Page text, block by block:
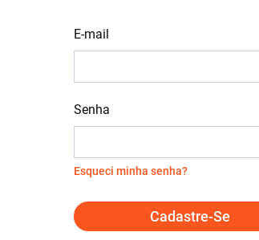
E-mail
Senha
Esqueci minha senha?
Cadastre-Se